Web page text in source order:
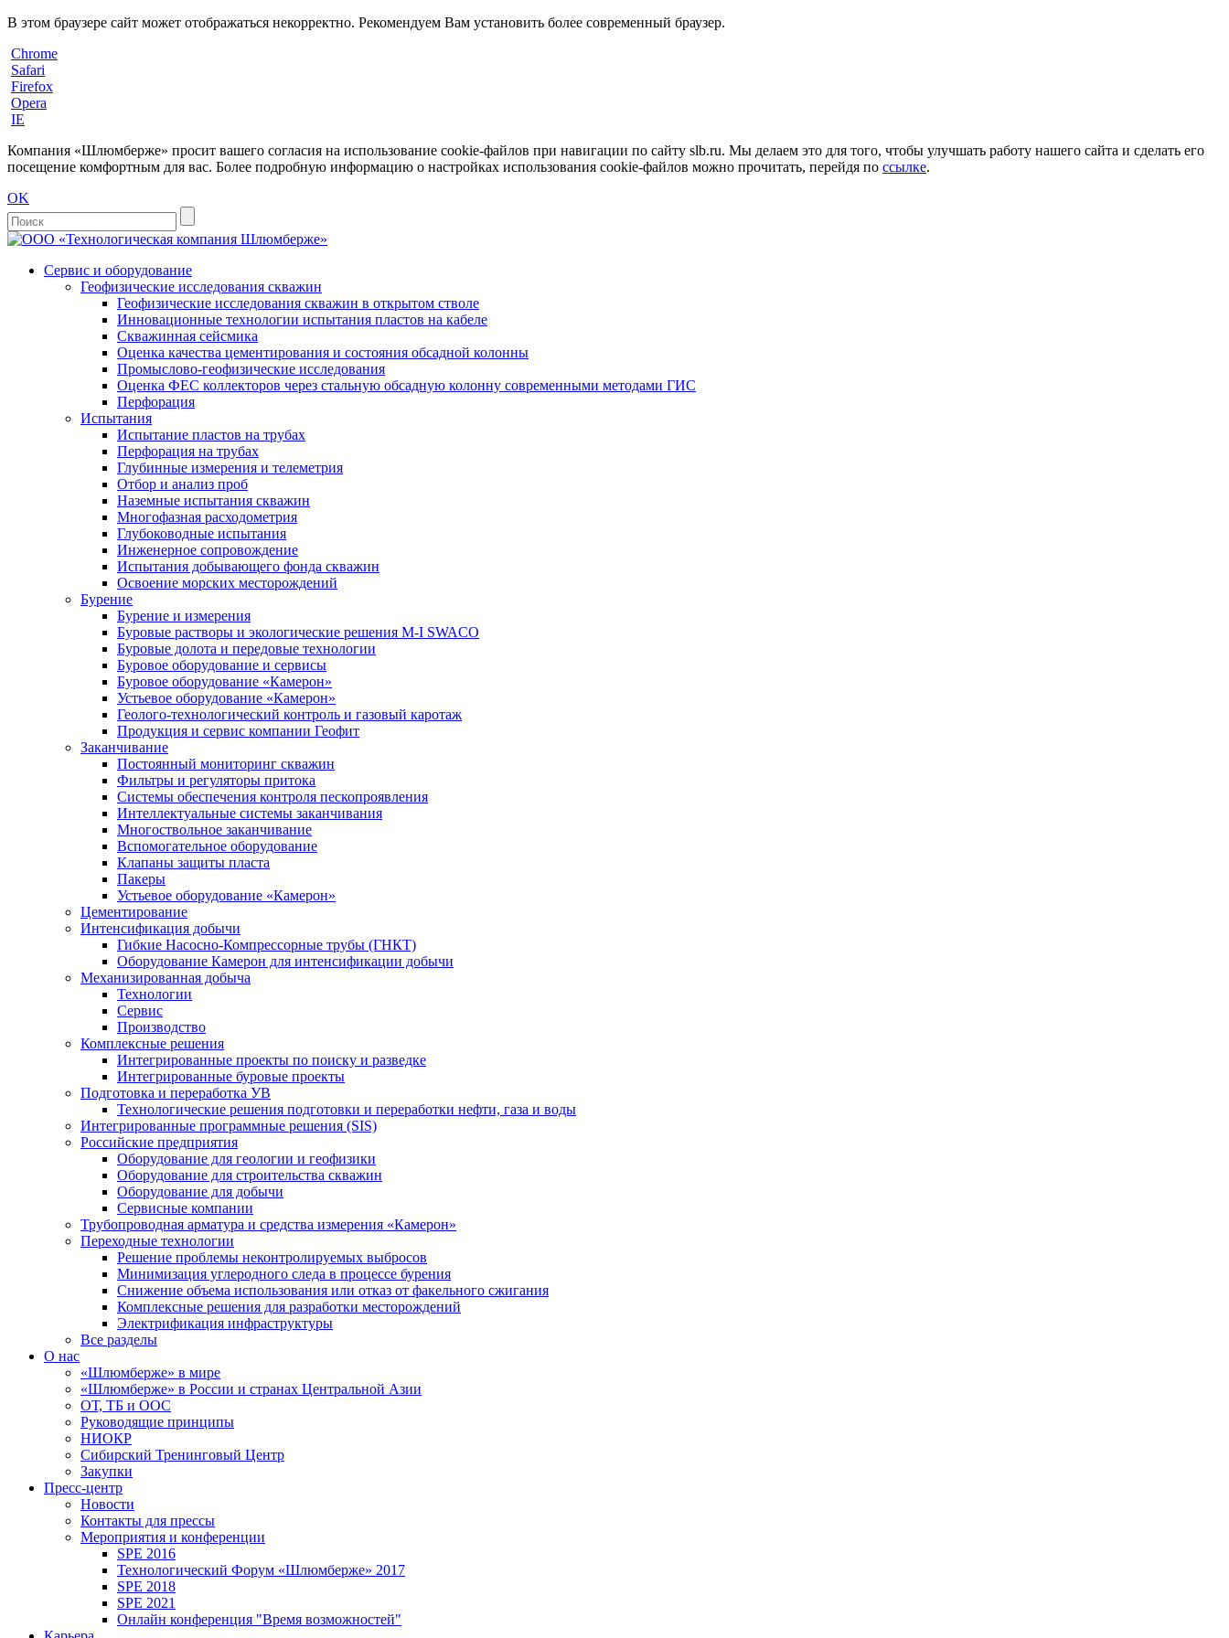
В этом браузере сайт может отображаться некорректно. Рекомендуем Вам установить более современный браузер.
Chrome
Safari
Firefox
Opera
IE
Компания «Шлюмберже» просит вашего согласия на использование cookie-файлов при навигации по сайту slb.ru. Мы делаем это для того, чтобы улучшать работу нашего сайта и сделать его
посещение комфортным для вас. Более подробную информацию о настройках использования cookie-файлов можно прочитать, перейдя по ссылке.
OK
Сервис и оборудование
Геофизические исследования скважин
Геофизические исследования скважин в открытом стволе
Инновационные технологии испытания пластов на кабеле
Скважинная сейсмика
Оценка качества цементирования и состояния обсадной колонны
Промыслово-геофизические исследования
Оценка ФЕС коллекторов через стальную обсадную колонну современными методами ГИС
Перфорация
Испытания
Испытание пластов на трубах
Перфорация на трубах
Глубинные измерения и телеметрия
Отбор и анализ проб
Наземные испытания скважин
Многофазная расходометрия
Глубоководные испытания
Инженерное сопровождение
Испытания добывающего фонда скважин
Освоение морских месторождений
Бурение
Бурение и измерения
Буровые растворы и экологические решения M-I SWACO
Буровые долота и передовые технологии
Буровое оборудование и сервисы
Буровое оборудование «Камерон»
Устьевое оборудование «Камерон»
Геолого-технологический контроль и газовый каротаж
Продукция и сервис компании Геофит
Заканчивание
Постоянный мониторинг скважин
Фильтры и регуляторы притока
Cистемы обеспечения контроля пескопроявления
Интеллектуальные системы заканчивания
Многоствольное заканчивание
Вспомогательное оборудование
Клапаны защиты пласта
Пакеры
Устьевое оборудование «Камерон»
Цементирование
Интенсификация добычи
Гибкие Насосно-Компрессорные трубы (ГНКТ)
Оборудование Камерон для интенсификации добычи
Механизированная добыча
Технологии
Сервис
Производство
Комплексные решения
Интегрированные проекты по поиску и разведке
Интегрированные буровые проекты
Подготовка и переработка УВ
Технологические решения подготовки и переработки нефти, газа и воды
Интегрированные программные решения (SIS)
Российские предприятия
Оборудование для геологии и геофизики
Оборудование для строительства скважин
Оборудование для добычи
Сервисные компании
Трубопроводная арматура и средства измерения «Камерон»
Переходные технологии
Решение проблемы неконтролируемых выбросов
Минимизация углеродного следа в процессе бурения
Снижение объема использования или отказ от факельного сжигания
Комплексные решения для разработки месторождений
Электрификация инфраструктуры
Все разделы
О нас
«Шлюмберже» в мире
«Шлюмберже» в России и странах Центральной Азии
ОТ, ТБ и ООС
Руководящие принципы
НИОКР
Сибирский Тренинговый Центр
Закупки
Пресс-центр
Новости
Контакты для прессы
Мероприятия и конференции
SPE 2016
Технологический Форум «Шлюмберже» 2017
SPE 2018
SPE 2021
Онлайн конференция "Время возможностей"